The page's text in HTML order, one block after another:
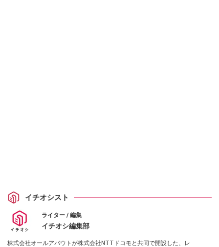
イチオシスト
ライター / 編集
イチオシ編集部
株式会社オールアバウトが株式会社NTTドコモと共同で開設した、レ